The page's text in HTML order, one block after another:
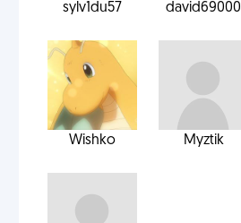
sylv1du57 david69000
Wishko Myztik